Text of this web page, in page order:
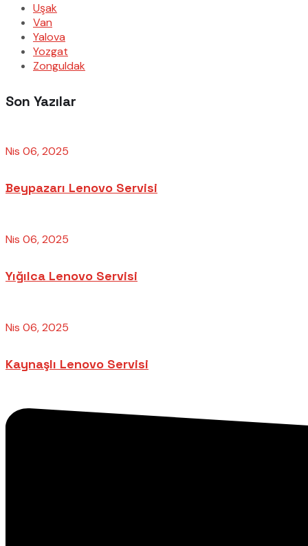
Uşak
Van
Yalova
Yozgat
Zonguldak
Son Yazılar
Nis 06, 2025
Beypazarı Lenovo Servisi
Nis 06, 2025
Yığılca Lenovo Servisi
Nis 06, 2025
Kaynaşlı Lenovo Servisi